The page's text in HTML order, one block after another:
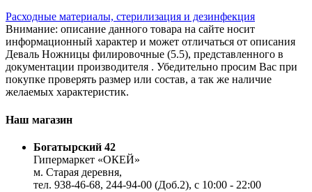
Расходные материалы, стерилизация и дезинфекция
Внимание: описание данного товара на сайте носит
информационный характер и может отличаться от описания
Деваль Ножницы филировочные (5.5), представленного в
документации производителя . Убедительно просим Вас при
покупке проверять размер или состав, а так же наличие
желаемых характеристик.
Наш магазин
Богатырский 42
Гипермаркет «ОКЕЙ»
м. Старая деревня,
тел. 938-46-68, 244-94-00 (Доб.2), c 10:00 - 22:00